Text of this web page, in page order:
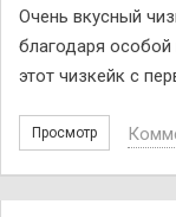
Очень вкусный
благодаря
этот чизкейк с
Просмотр